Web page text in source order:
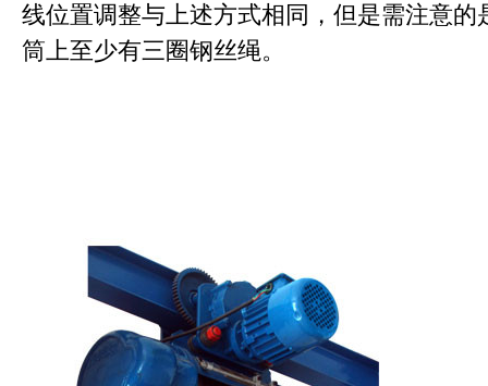
线位置调整与上述方式相同，但是需注意
筒上至少有三圈钢丝绳。